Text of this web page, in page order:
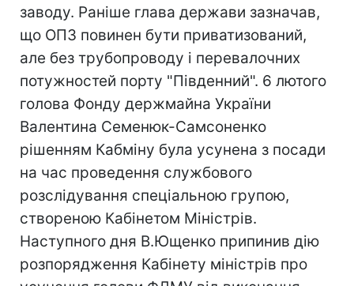
заводу. Раніше глава держави зазначав,
що ОПЗ повинен бути приватизований,
але без трубопроводу і перевалочних
потужностей порту "Південний". 6 лютого
голова Фонду держмайна України
Валентина Семенюк-Самсоненко
рішенням Кабміну була усунена з посади
на час проведення службового
розслідування спеціальною групою,
створеною Кабінетом Міністрів.
Наступного дня В.Ющенко припинив дію
розпорядження Кабінету міністрів про